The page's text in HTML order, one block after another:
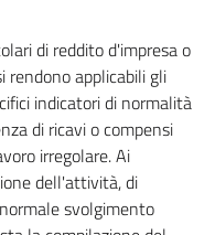
di reddito d'impresa o
rendono applicabili gli
indicatori di normalità
di ricavi o compensi
irregolare. Ai
dell'attività, di
svolgimento